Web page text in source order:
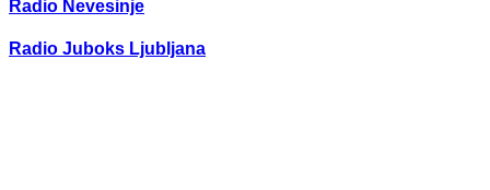
Radio Nevesinje
Radio Juboks Ljubljana